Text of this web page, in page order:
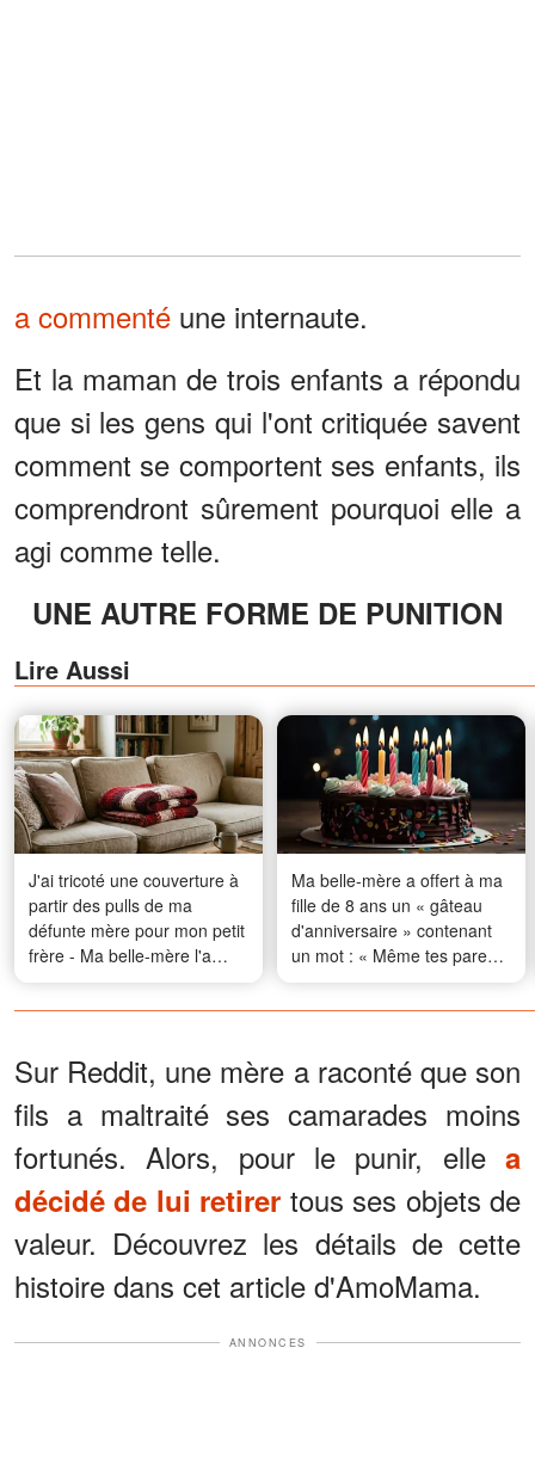
a commenté une internaute.
Et la maman de trois enfants a répondu
que si les gens qui l'ont critiquée savent
comment se comportent ses enfants, ils
comprendront sûrement pourquoi elle a
agi comme telle.
UNE AUTRE FORME DE PUNITION
Lire Aussi
J'ai tricoté une couverture à
partir des pulls de ma
défunte mère pour mon petit
frère - Ma belle-mère l'a
jetée à la poubelle, mais ma
grand-mère lui a fait
Ma belle-mère a offert à ma
fille de 8 ans un « gâteau
d'anniversaire » contenant
un mot : « Même tes parents
biologiques ne voulaient pas
de toi » – Une minute plus
Sur Reddit, une mère a raconté que son
fils a maltraité ses camarades moins
fortunés. Alors, pour le punir, elle a
décidé de lui retirer tous ses objets de
valeur. Découvrez les détails de cette
histoire dans cet article d'AmoMama.
ANNONCES